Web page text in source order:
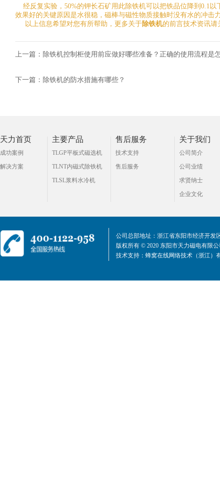
经反复实验，50%的钾长石矿用此除铁机可以把铁品位降到0.1
效果好的关键原因是水很稳，磁棒与磁性物质接触时没有水的冲击
以上信息希望对您有所帮助，更多关于除铁机的前言技术资讯请
上一篇： 除铁机控制柜使用前应做好哪些准备？正确的使用流程是
下一篇： 除铁机的防水措施有哪些？
天力首页
成功案例
解决方案
主要产品
TLGP平板式磁选机
TLNT内磁式除铁机
TLSL浆料水冷机
售后服务
技术支持
售后服务
关于我们
公司简介
公司业绩
求贤纳士
企业文化
公司总部地址：浙江省东阳市经济开发
版权所有 © 2020 东阳市天力磁电有限
技术支持： 蜂窝在线网络技术（浙江）